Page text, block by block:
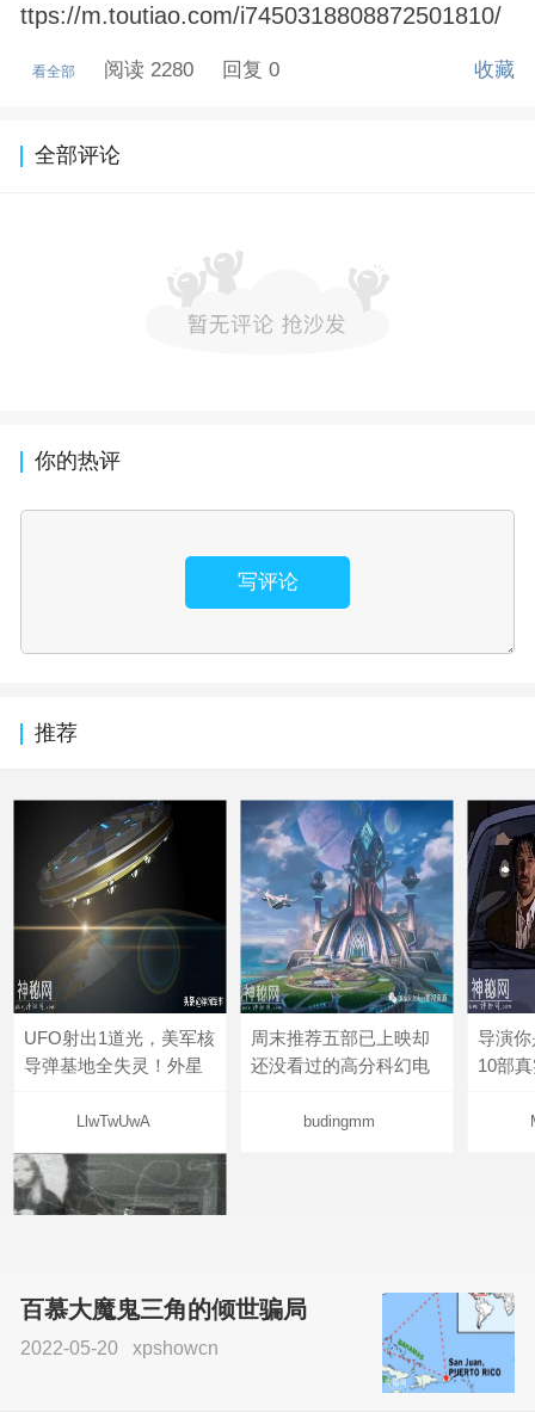
ttps://m.toutiao.com/i7450318808872501810/
看全部 阅读 2280 回复 0 收藏
全部评论
你的热评
写评论
推荐
UFO射出1道光，美军核
导弹基地全失灵！外星
LlwTwUwA
周末推荐五部已上映却
还没看过的高分科幻电
budingmm
导演
10部
百慕大魔鬼三角的倾世骗局
2022-05-20 xpshowcn